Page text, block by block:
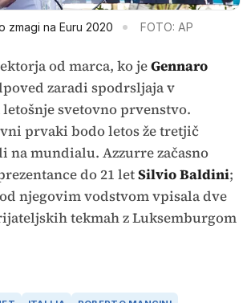
zmagi na Euru 2020 FOTO: AP
od marca, ko jeGennaro
zaradi spodrsljaja v
svetovno prvenstvo.
prvaki bodo letos že tretjič
na mundialu. Azzurre začasno
do 21 letSilvio Baldini;
njegovim vodstvom vpisala dve
tekmah z Luksemburgom